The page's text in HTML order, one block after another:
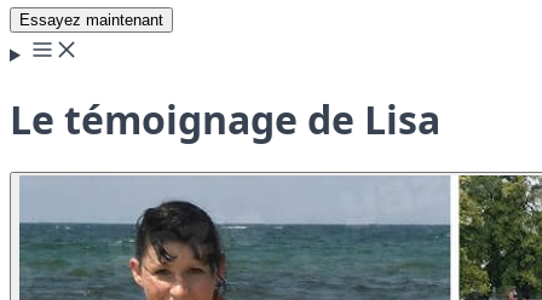
Essayez maintenant
Le témoignage de Lisa